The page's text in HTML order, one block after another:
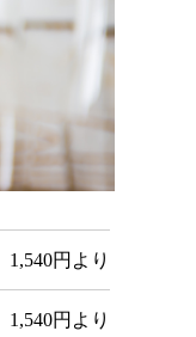
1,540円より
1,540円より